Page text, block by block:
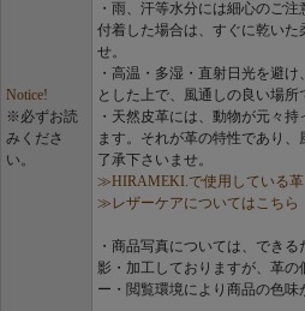
Notice!
※必ずお読
みくださ
い。
・雨、汗等水分には細心のご
付着した場合は、すぐに乾いた
せ。
・高温・多湿・直射日光を避
とした上で、風通しの良い場所
・天然皮革には、動物が元々
ます。それが革の特性であり
了承下さいませ。
≫HIRAMEKI.で使用している革
≫レザーケアについてはこちら
・商品写真については、でき
影・加工しておりますが、革
ー・閲覧環境により商品の色味